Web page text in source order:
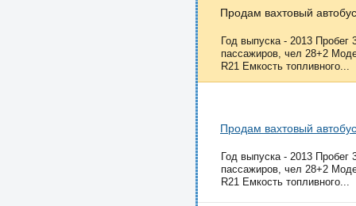
Продам вахтовый
Год выпуска - 2013
пассажиров, чел 28+2
R21 Емкость топливного...
Продам вахтовый
Год выпуска - 2013
пассажиров, чел 28+2
R21 Емкость топливного...